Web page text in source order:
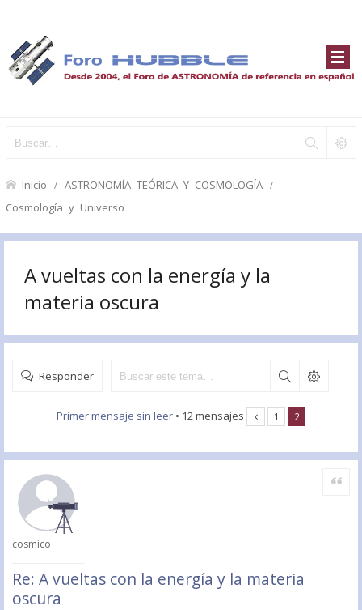
Inicio ASTRONOMÍA TEÓRICA Y COSMOLOGÍA
Cosmología y Universo
A vueltas con la energía y la
materia oscura
Responder
Primer mensaje sin leer • 12 mensajes 1 2
cosmico
Re: A vueltas con la energía y la materia
oscura
Citar